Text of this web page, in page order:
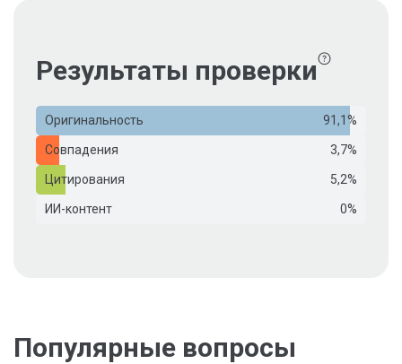
Результаты проверки
Оригинальность 91,1%
Совпадения 3,7%
Цитирования 5,2%
ИИ-контент 0%
Популярные вопросы